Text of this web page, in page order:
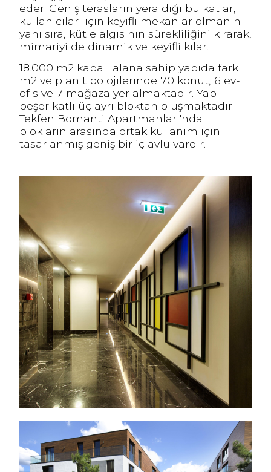
eder. Geniş terasların yeraldığı bu katlar,
kullanıcıları için keyifli mekanlar olmanın
yanı sıra, kütle algısının sürekliliğini kırarak,
mimariyi de dinamik ve keyifli kılar.
18.000 m2 kapalı alana sahip yapıda farklı
m2 ve plan tipolojilerinde 70 konut, 6 ev-
ofis ve 7 mağaza yer almaktadır. Yapı
beşer katlı üç ayrı bloktan oluşmaktadır.
Tekfen Bomanti Apartmanları'nda
blokların arasında ortak kullanım için
tasarlanmış geniş bir iç avlu vardır.